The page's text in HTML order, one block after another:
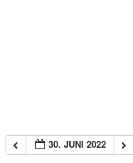
30. JUNI 2022